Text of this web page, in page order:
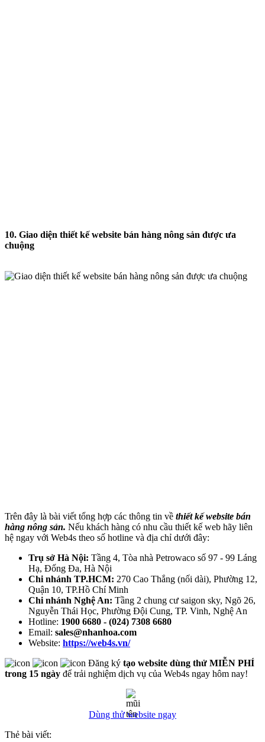
10. Giao diện thiết kế website bán hàng nông sản được ưa
chuộng
Trên đây là bài viết tổng hợp các thông tin về thiết kế website bán
hàng nông sản. Nếu khách hàng có nhu cầu thiết kế web hãy liên
hệ ngay với Web4s theo số hotline và địa chỉ dưới đây:
Trụ sở Hà Nội: Tầng 4, Tòa nhà Petrowaco số 97 - 99 Láng
Hạ, Đống Đa, Hà Nội
Chi nhánh TP.HCM: 270 Cao Thắng (nối dài), Phường 12,
Quận 10, TP.Hồ Chí Minh
Chi nhánh Nghệ An: Tầng 2 chung cư saigon sky, Ngõ 26,
Nguyễn Thái Học, Phường Đội Cung, TP. Vinh, Nghệ An
Hotline: 1900 6680 - (024) 7308 6680
Email: sales@nhanhoa.com
Website: https://web4s.vn/
Đăng ký tạo website dùng thử MIỄN PHÍ
trong 15 ngày để trải nghiệm dịch vụ của Web4s ngay hôm nay!
Dùng thử website ngay
Thẻ bài viết: